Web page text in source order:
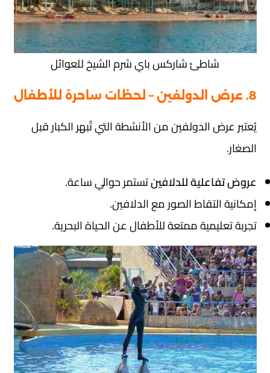
شاطئ شاركس باي شرم الشيخ للعوائل
8. عرض الدولفين – لحظات ساحرة للأطفال
يُعتبر عرض الدولفين من الأنشطة التي تُبهر الكبار قبل
الصغار.
عروض تفاعلية للدلافينتستمر حوالي ساعة.
إمكانية التقاط الصور مع الدلافين.
تجربة تعليمية ممتعة للأطفال عن الحياة البحرية.